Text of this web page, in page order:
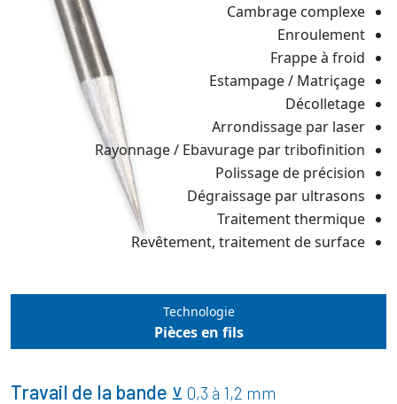
Cambrage complexe
Enroulement
Frappe à froid
Estampage / Matriçage
Décolletage
Arrondissage par laser
Rayonnage / Ebavurage par tribofinition
Polissage de précision
Dégraissage par ultrasons
Traitement thermique
Revêtement, traitement de surface
Technologie
Pièces en fils
Travail de la bande ⊻ 0,3 à 1,2 mm